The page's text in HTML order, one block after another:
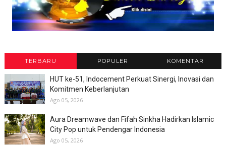
TERBARU POPULER KOMENTAR
HUT ke-51, Indocement Perkuat Sinergi, Inovasi dan
Komitmen Keberlanjutan
Ago 05, 2026
Aura Dreamwave dan Fifah Sinkha Hadirkan Islamic
City Pop untuk Pendengar Indonesia
Ago 05, 2026